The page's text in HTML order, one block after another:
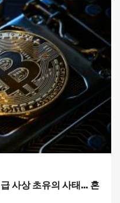
사상 초유의 사태… 혼